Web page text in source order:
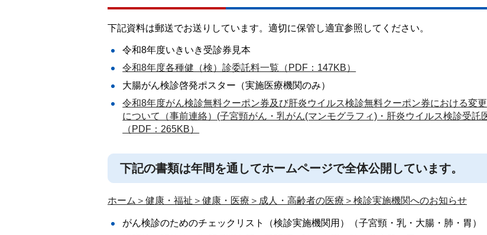
下記資料は郵送でお送りしています。適切に保管し適宜参照してください。
令和8年度いきいき受診券見本
令和8年度各種健（検）診委託料一覧（PDF：147KB）
大腸がん検診啓発ポスター（実施医療機関のみ）
令和8年度がん検診無料クーポン券及び肝炎ウイルス検診無料クーポン券における変更
について（事前連絡）(子宮頸がん・乳がん(マンモグラフィ)・肝炎ウイルス検診受託
（PDF：265KB）
下記の書類は年間を通してホームページで全体公開しています。
ホーム＞健康・福祉＞健康・医療＞成人・高齢者の医療＞検診実施機関へのお知らせ
がん検診のためのチェックリスト（検診実施機関用）（子宮頸・乳・大腸・肺・胃）